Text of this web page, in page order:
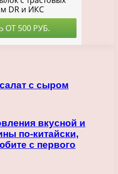
с сыром
вкусной и
по-китайски,
с первого